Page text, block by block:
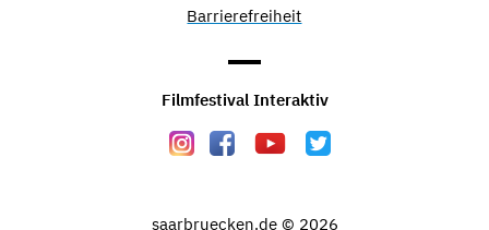
Barrierefreiheit
Filmfestival Interaktiv
saarbruecken.de © 2026